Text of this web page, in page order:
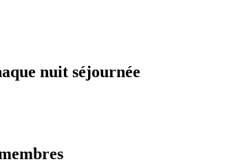
nuit séjournée